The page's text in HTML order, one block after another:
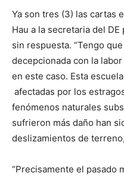
Ya son tres (3) las cartas
Hau a la secretaria del
sin respuesta. “Tengo
decepcionada con la
en este caso. Esta
afectadas por los
fenómenos naturales
sufrieron más daño han
deslizamientos de
“Precisamente el pasado